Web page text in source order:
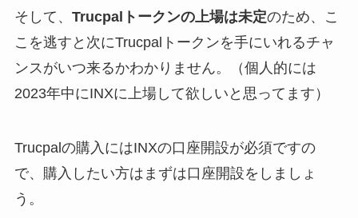
そして、 Trucpalトークンの上場は未定のため、こ
こを逃すと次にTrucpalトークンを手にいれるチャ
ンスがいつ来るかわかりません。（個人的には
2023年中にINXに上場して欲しいと思ってます）
Trucpalの購入にはINXの口座開設が必須ですの
で、購入したい方はまずは口座開設をしましょ
う。